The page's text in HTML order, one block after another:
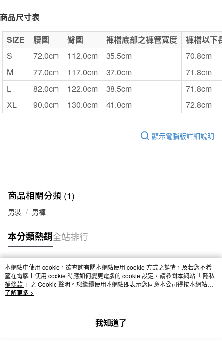
每筆NT$65，滿NT$1,000(含以上)免運費
宅配
每筆NT$150，滿NT$2,000(含以上)免運費
無印良品門市自取
免運費
商品尺寸表
SIZE
腰圍 臀圍 褲檔底部之褲管寬度
褲檔以下
S
72.0cm 112.0cm 35.5cm
70.8cm
M
77.0cm 117.0cm 37.0cm
71.8cm
L
82.0cm 122.0cm 38.5cm
71.8cm
XL
90.0cm 130.0cm 41.0cm 72.8cm
顯示電腦版詳細說明
商品相關分類 (1)
男裝 男褲
本分類熱銷全站排行
熱門標籤
本網站中使用 cookie，欲查詢有關本網站使用 cookie 方式之詳情，及若您不希
望在電腦上使用 cookie 時應如何變更電腦的 cookie 設定，請參閱本網站「 隱私
權條款 」之 Cookie 聲明。您繼續使用本網站即表示您同意本公司得按本網站使
用條款之 Cookie 聲明使用 cookie。
了解更多 >
我知道了